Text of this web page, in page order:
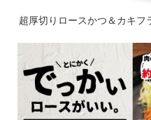
超厚切りロースかつ＆カキフ